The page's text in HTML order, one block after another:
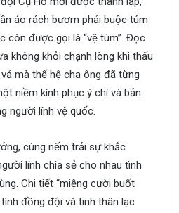
áo rách bươm phải buộc túm
còn được gọi là “vệ túm”. Đọc
không khỏi chạnh lòng khi thấu
mà thế hệ cha ông đã từng
niềm kính phục ý chí và bản
người lính vệ quốc.
cùng nếm trải sự khắc
lính chia sẻ cho nhau tình
Chi tiết “miệng cười buốt
đồng đội và tinh thân lạc